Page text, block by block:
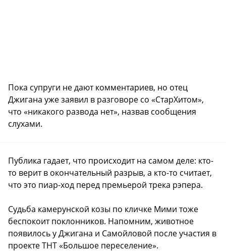
Пока супруги не дают комментариев, но отец
Джигана уже заявил в разговоре со «СтарХитом»,
что «никакого развода нет», назвав сообщения
слухами.
Публика гадает, что происходит на самом деле: кто-
то верит в окончательный разрыв, а кто-то считает,
что это пиар-ход перед премьерой трека рэпера.
Судьба камерунской козы по кличке Мими тоже
беспокоит поклонников. Напомним, животное
появилось у Джигана и Самойловой после участия в
проекте ТНТ «Большое переселение».